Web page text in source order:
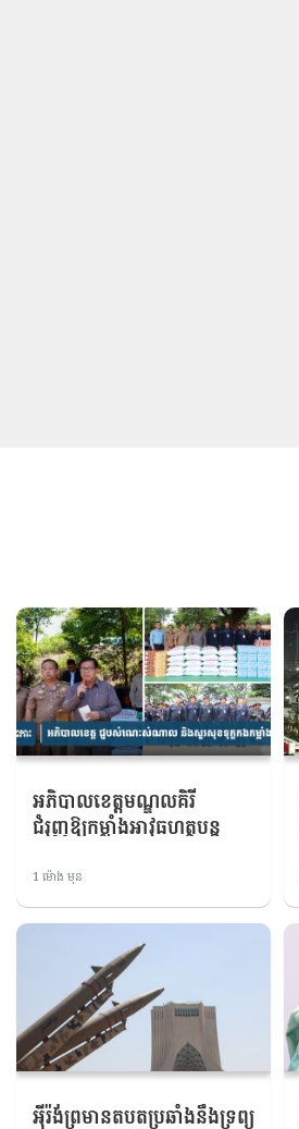
អភិបាលខេត្តមណ្ឌលគិរី
ជំរុញឱ្យកម្លាំងអាវុធហត្ថបន្ត
ភាពកក់ក្តៅជូនប្រជាពលរដ្ឋ និង
ភ្ញៀវទេសចរ
1 ម៉ោង មុន
អ៉ីរ៉ង់ព្រមានតបតប្រឆាំងនឹងទ្រព្យ